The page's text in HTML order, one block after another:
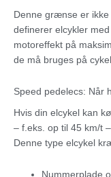
Denne grænse er
definerer elcykler
motoreffekt på
de må bruges på
Speed pedelecs: Når
Hvis din elcykel kan
– f.eks. op til 45 km/t
Denne type elcykel
Nummerplade